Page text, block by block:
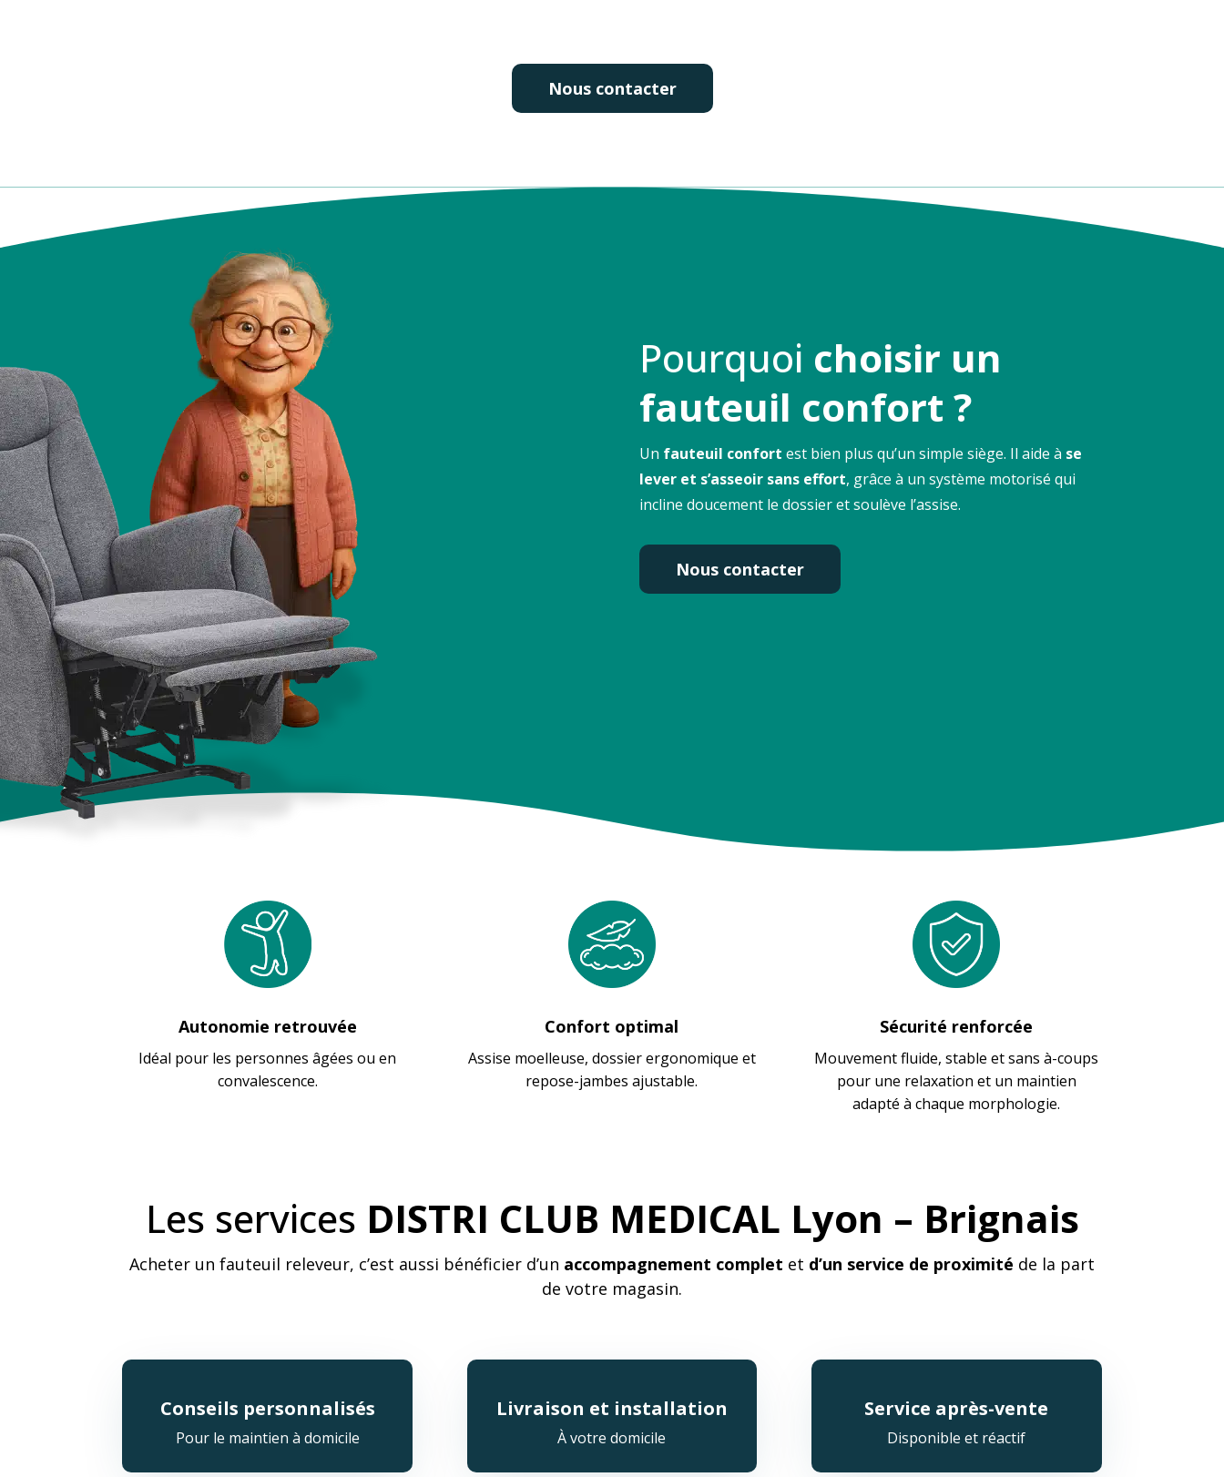
Nous contacter
Pourquoi choisir un
fauteuil confort ?
Un fauteuil confort est bien plus qu’un simple siège. Il aide à se
lever et s’asseoir sans effort, grâce à un système motorisé qui
incline doucement le dossier et soulève l’assise.
Nous contacter
Autonomie retrouvée
Idéal pour les personnes âgées ou en
convalescence.
Confort optimal
Assise moelleuse, dossier ergonomique et
repose-jambes ajustable.
Sécurité renforcée
Mouvement fluide, stable et sans à-coups
pour une relaxation et un maintien
adapté à chaque morphologie.
Les services DISTRI CLUB MEDICAL Lyon – Brignais
Acheter un fauteuil releveur, c’est aussi bénéficier d’un accompagnement complet et d’un service de proximité de la part
de votre magasin.
Conseils personnalisés
Pour le maintien à domicile
Livraison et installation
À votre domicile
Service après-vente
Disponible et réactif